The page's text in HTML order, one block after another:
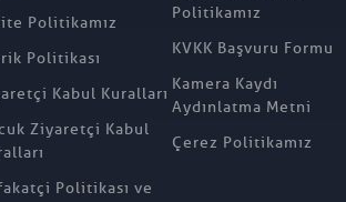
Politikamız
Politikası
Kabul Kuralları
Ziyaretçi Kabul
Politikası ve
Politikamız
KVKK Başvuru Formu
Kamera Kaydı
Aydınlatma Metni
Çerez Politikamız